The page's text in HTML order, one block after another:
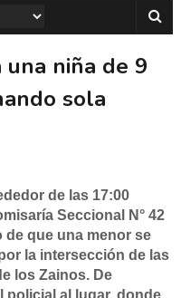
niña de 9
sola
de las 17:00
Seccional N° 42
de que una menor se
la intersección de las
los Zainos. De
policial al lugar, donde